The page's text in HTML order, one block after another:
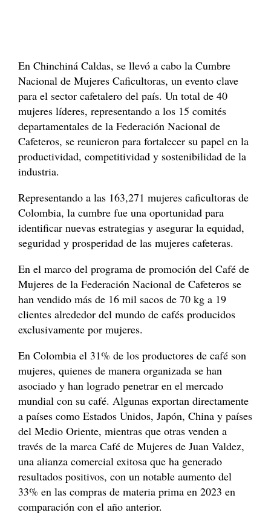
En Chinchiná Caldas, se llevó a cabo la Cumbre
Nacional de Mujeres Caficultoras, un evento clave
para el sector cafetalero del país. Un total de 40
mujeres líderes, representando a los 15 comités
departamentales de la Federación Nacional de
Cafeteros, se reunieron para fortalecer su papel en la
productividad, competitividad y sostenibilidad de la
industria.
Representando a las 163,271 mujeres caficultoras de
Colombia, la cumbre fue una oportunidad para
identificar nuevas estrategias y asegurar la equidad,
seguridad y prosperidad de las mujeres cafeteras.
En el marco del programa de promoción del Café de
Mujeres de la Federación Nacional de Cafeteros se
han vendido más de 16 mil sacos de 70 kg a 19
clientes alrededor del mundo de cafés producidos
exclusivamente por mujeres.
En Colombia el 31% de los productores de café son
mujeres, quienes de manera organizada se han
asociado y han logrado penetrar en el mercado
mundial con su café. Algunas exportan directamente
a países como Estados Unidos, Japón, China y países
del Medio Oriente, mientras que otras venden a
través de la marca Café de Mujeres de Juan Valdez,
una alianza comercial exitosa que ha generado
resultados positivos, con un notable aumento del
33% en las compras de materia prima en 2023 en
comparación con el año anterior.